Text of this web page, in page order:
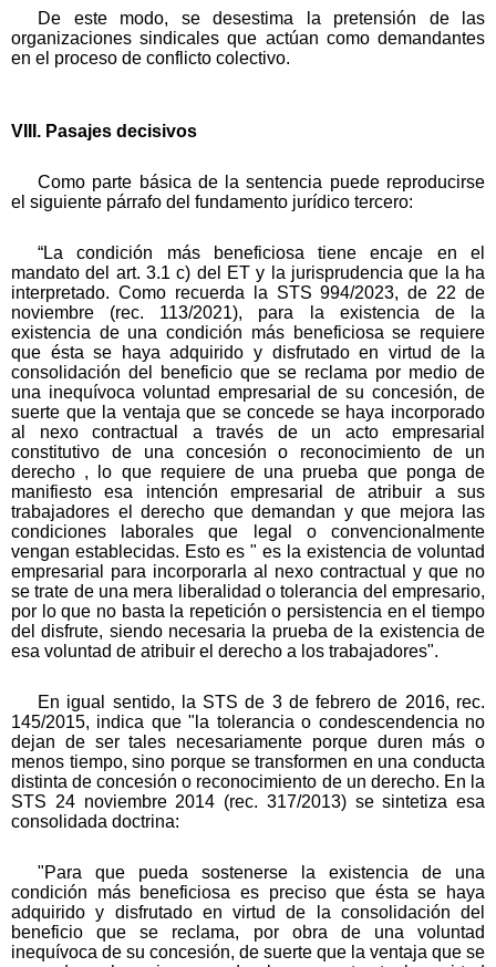
De este modo, se desestima la pretensión de las
organizaciones sindicales que actúan como demandantes
en el proceso de conflicto colectivo.
VIII. Pasajes decisivos
Como parte básica de la sentencia puede reproducirse
el siguiente párrafo del fundamento jurídico tercero:
“La condición más beneficiosa tiene encaje en el
mandato del art. 3.1 c) del ET y la jurisprudencia que la ha
interpretado. Como recuerda la STS 994/2023, de 22 de
noviembre (rec. 113/2021), para la existencia de la
existencia de una condición más beneficiosa se requiere
que ésta se haya adquirido y disfrutado en virtud de la
consolidación del beneficio que se reclama por medio de
una inequívoca voluntad empresarial de su concesión, de
suerte que la ventaja que se concede se haya incorporado
al nexo contractual a través de un acto empresarial
constitutivo de una concesión o reconocimiento de un
derecho , lo que requiere de una prueba que ponga de
manifiesto esa intención empresarial de atribuir a sus
trabajadores el derecho que demandan y que mejora las
condiciones laborales que legal o convencionalmente
vengan establecidas. Esto es " es la existencia de voluntad
empresarial para incorporarla al nexo contractual y que no
se trate de una mera liberalidad o tolerancia del empresario,
por lo que no basta la repetición o persistencia en el tiempo
del disfrute, siendo necesaria la prueba de la existencia de
esa voluntad de atribuir el derecho a los trabajadores".
En igual sentido, la STS de 3 de febrero de 2016, rec.
145/2015, indica que "la tolerancia o condescendencia no
dejan de ser tales necesariamente porque duren más o
menos tiempo, sino porque se transformen en una conducta
distinta de concesión o reconocimiento de un derecho. En la
STS 24 noviembre 2014 (rec. 317/2013) se sintetiza esa
consolidada doctrina:
"Para que pueda sostenerse la existencia de una
condición más beneficiosa es preciso que ésta se haya
adquirido y disfrutado en virtud de la consolidación del
beneficio que se reclama, por obra de una voluntad
inequívoca de su concesión, de suerte que la ventaja que se